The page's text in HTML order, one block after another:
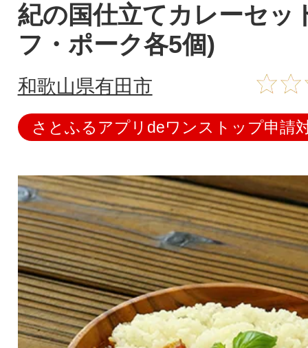
紀の国仕立てカレーセッ
フ・ポーク各5個)
和歌山県有田市
さとふるアプリdeワンストップ申請